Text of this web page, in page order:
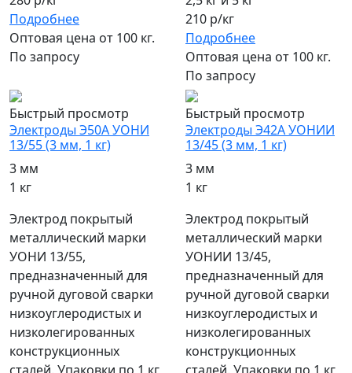
Подробнее
Оптовая цена от 100 кг.
По запросу
210 р/кг
Подробнее
Оптовая цена от 100 кг.
По запросу
Быстрый просмотр
Электроды Э50А УОНИ
13/55 (3 мм, 1 кг)
3 мм
1 кг
Электрод покрытый
металлический марки
УОНИ 13/55,
предназначенный для
ручной дуговой сварки
низкоуглеродистых и
низколегированных
конструкционных
Быстрый просмотр
Электроды Э42А УОНИИ
13/45 (3 мм, 1 кг)
3 мм
1 кг
Электрод покрытый
металлический марки
УОНИИ 13/45,
предназначенный для
ручной дуговой сварки
низкоуглеродистых и
низколегированных
конструкционных